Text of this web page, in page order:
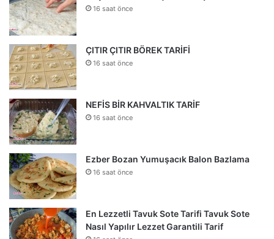
16 saat önce
ÇITIR ÇITIR BÖREK TARİFİ
16 saat önce
NEFİS BİR KAHVALTIK TARİF
16 saat önce
Ezber Bozan Yumuşacık Balon Bazlama
16 saat önce
En Lezzetli Tavuk Sote Tarifi Tavuk Sote
Nasıl Yapılır Lezzet Garantili Tarif